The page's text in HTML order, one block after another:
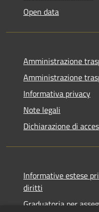
Open data
Amministrazione
Amministrazione
Informativa privacy
Note legali
Dichiarazione di
Informative estese
diritti
Graduatoria per